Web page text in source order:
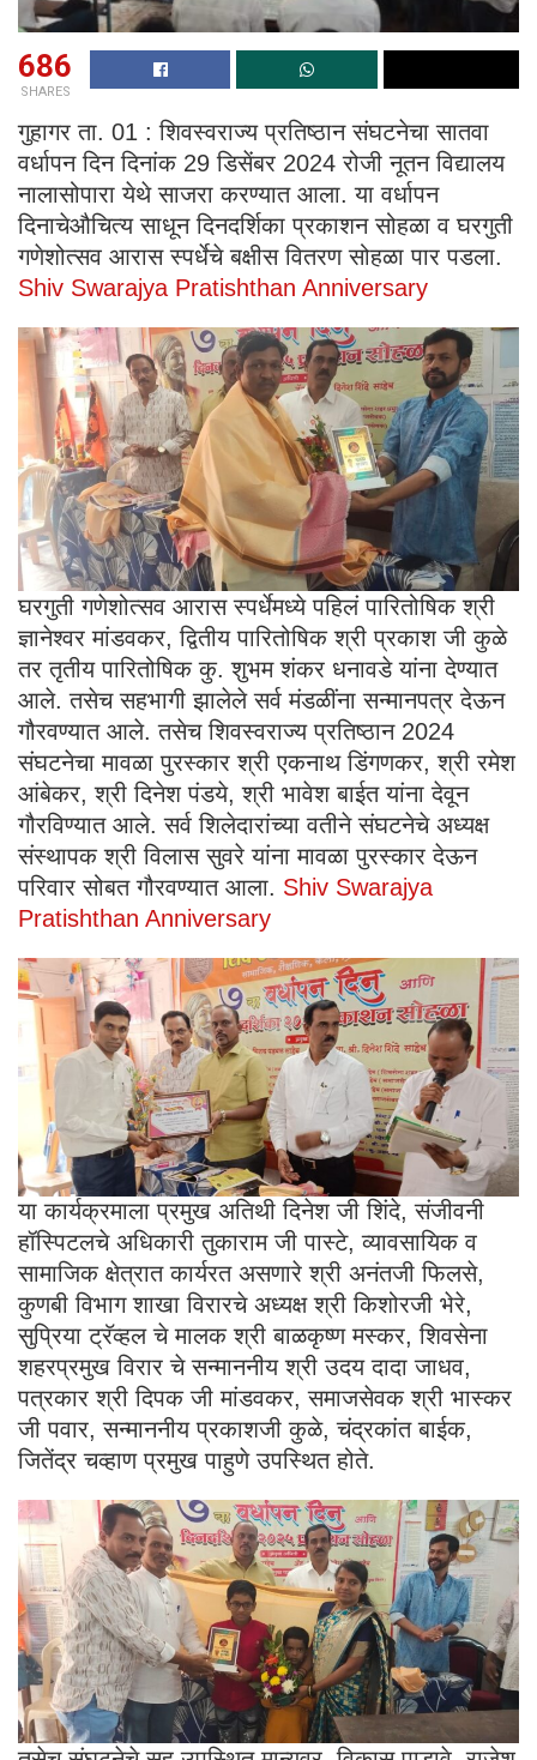
686
SHARES
गुहागर ता. 01 : शिवस्वराज्य प्रतिष्ठान संघटनेचा सातवा
वर्धापन दिन दिनांक 29 डिसेंबर 2024 रोजी नूतन विद्यालय
नालासोपारा येथे साजरा करण्यात आला. या वर्धापन
दिनाचेऔचित्य साधून दिनदर्शिका प्रकाशन सोहळा व घरगुती
गणेशोत्सव आरास स्पर्धेचे बक्षीस वितरण सोहळा पार पडला.
Shiv Swarajya Pratishthan Anniversary
घरगुती गणेशोत्सव आरास स्पर्धेमध्ये पहिलं पारितोषिक श्री
ज्ञानेश्वर मांडवकर, द्वितीय पारितोषिक श्री प्रकाश जी कुळे
तर तृतीय पारितोषिक कु. शुभम शंकर धनावडे यांना देण्यात
आले. तसेच सहभागी झालेले सर्व मंडळींना सन्मानपत्र देऊन
गौरवण्यात आले. तसेच शिवस्वराज्य प्रतिष्ठान 2024
संघटनेचा मावळा पुरस्कार श्री एकनाथ डिंगणकर, श्री रमेश
आंबेकर, श्री दिनेश पंडये, श्री भावेश बाईत यांना देवून
गौरविण्यात आले. सर्व शिलेदारांच्या वतीने संघटनेचे अध्यक्ष
संस्थापक श्री विलास सुवरे यांना मावळा पुरस्कार देऊन
परिवार सोबत गौरवण्यात आला. Shiv Swarajya
Pratishthan Anniversary
या कार्यक्रमाला प्रमुख अतिथी दिनेश जी शिंदे, संजीवनी
हॉस्पिटलचे अधिकारी तुकाराम जी पास्टे, व्यावसायिक व
सामाजिक क्षेत्रात कार्यरत असणारे श्री अनंतजी फिलसे,
कुणबी विभाग शाखा विरारचे अध्यक्ष श्री किशोरजी भेरे,
सुप्रिया ट्रॅव्हल चे मालक श्री बाळकृष्ण मस्कर, शिवसेना
शहरप्रमुख विरार चे सन्माननीय श्री उदय दादा जाधव,
पत्रकार श्री दिपक जी मांडवकर, समाजसेवक श्री भास्कर
जी पवार, सन्माननीय प्रकाशजी कुळे, चंद्रकांत बाईक,
जितेंद्र चव्हाण प्रमुख पाहुणे उपस्थित होते.